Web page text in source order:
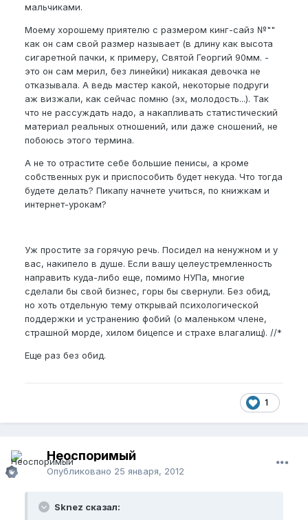
мальчиками.
Моему хорошему приятелю с размером кинг-сайз №""
как он сам свой размер называет (в длину как высота
сигаретной пачки, к примеру, Святой Георгий 90мм. -
это он сам мерил, без линейки) никакая девочка не
отказывала. А ведь мастер какой, некоторые подруги
аж визжали, как сейчас помню (эх, молодость...). Так
что не рассуждать надо, а накапливать статистический
материал реальных отношений, или даже сношений, не
побоюсь этого термина.
А не то отрастите себе большие пенисы, а кроме
собственных рук и приспособить будет некуда. Что тогда
будете делать? Пикапу начнете учиться, по книжкам и
интернет-урокам?
Уж простите за горячую речь. Посидел на ненужном и у
вас, накипело в душе. Если вашу целеустремленность
направить куда-либо еще, помимо НУПа, многие
сделали бы свой бизнес, горы бы свернули. Без обид,
но хоть отдельную тему открывай психологической
поддержки и устранению фобий (о маленьком члене,
страшной морде, хилом бицепсе и страхе влагалищ). //*
Еще раз без обид.
1
Неоспоримый
Опубликовано 25 января, 2012
Sknez сказал: